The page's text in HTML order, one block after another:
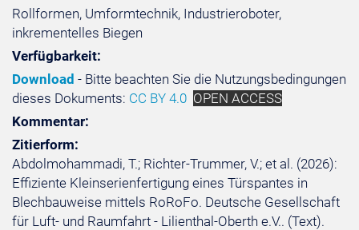
Rollformen, Umformtechnik, Industrieroboter,
inkrementelles Biegen
Verfügbarkeit:
Download - Bitte beachten Sie die Nutzungsbedingungen
dieses Dokuments: CC BY 4.0 OPEN ACCESS
Kommentar:
Zitierform:
Abdolmohammadi, T.; Richter-Trummer, V.; et al. (2026):
Effiziente Kleinserienfertigung eines Türspantes in
Blechbauweise mittels RoRoFo. Deutsche Gesellschaft
für Luft- und Raumfahrt - Lilienthal-Oberth e.V.. (Text).